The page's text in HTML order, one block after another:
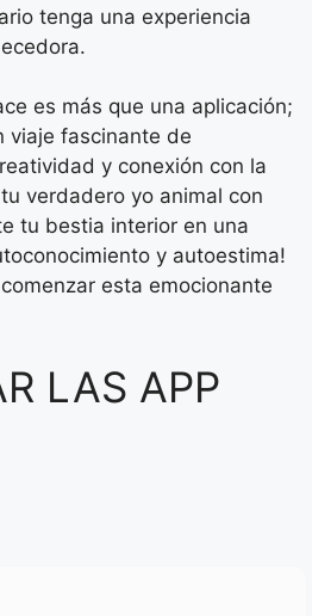
tenga una experiencia
es más que una aplicación;
viaje fascinante de
y conexión con la
verdadero yo animal con
tu bestia interior en una
y autoestima!
esta emocionante
LAS APP